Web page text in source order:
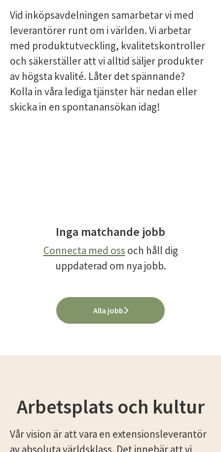
Vid inköpsavdelningen samarbetar vi med
leverantörer runt om i världen. Vi arbetar
med produktutveckling, kvalitetskontroller
och säkerställer att vi alltid säljer produkter
av högsta kvalité. Låter det spännande?
Kolla in våra lediga tjänster här nedan eller
skicka in en spontanansökan idag!
Inga matchande jobb
Connecta med oss och håll dig
uppdaterad om nya jobb.
Alla jobb
Arbetsplats och kultur
Vår vision är att vara en extensionsleverantör
av absoluta världsklass. Det innebär att vi